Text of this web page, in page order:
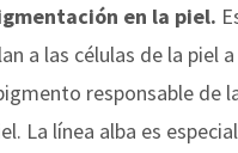
en la piel.
a las células de la piel
responsable de
La línea alba es